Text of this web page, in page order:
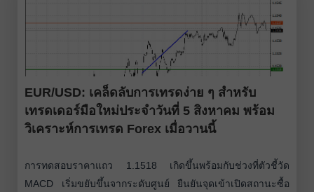
EUR/USD: เคล็ดลับการเทรดง่าย ๆ สำหรับ
เทรดเดอร์มือใหม่ประจำวันที่ 5 สิงหาคม พร้อม
วิเคราะห์การเทรด Forex เมื่อวานนี้
การทดสอบราคาแถว 1.1518 เกิดขึ้นพร้อมกับช่วงที่ตัวชี้วัด
MACD เริ่มขยับขึ้นจากระดับศูนย์ ยืนยันจุดเข้าเปิดสถานะซื้อ